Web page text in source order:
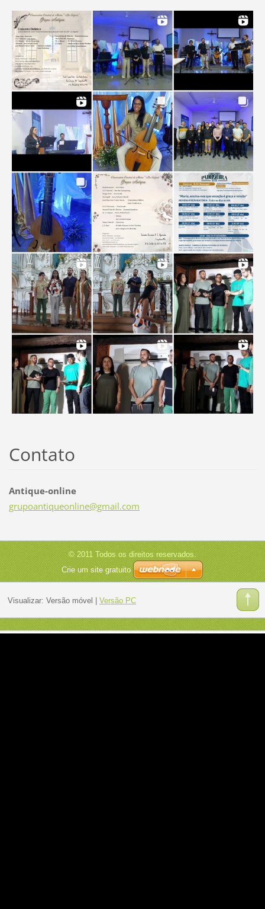
Contato
Antique-online
grupoantiqueonline@gmail.com
© 2011 Todos os direitos reservados.
Crie um site gratuito
Visualizar: Versão móvel Versão PC